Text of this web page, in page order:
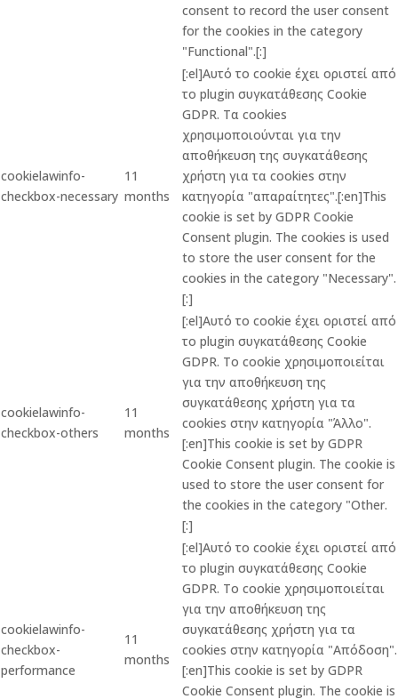
consent to record the user consent
for the cookies in the category
"Functional".[:]
cookielawinfo-
checkbox-necessary
11
months
[:el]Αυτό το cookie έχει οριστεί από
το plugin συγκατάθεσης Cookie
GDPR. Τα cookies
χρησιμοποιούνται για την
αποθήκευση της συγκατάθεσης
χρήστη για τα cookies στην
κατηγορία "απαραίτητες".[:en]This
cookie is set by GDPR Cookie
Consent plugin. The cookies is used
to store the user consent for the
cookies in the category "Necessary".
[:]
cookielawinfo-
checkbox-others
11
months
[:el]Αυτό το cookie έχει οριστεί από
το plugin συγκατάθεσης Cookie
GDPR. Το cookie χρησιμοποιείται
για την αποθήκευση της
συγκατάθεσης χρήστη για τα
cookies στην κατηγορία "Άλλο".
[:en]This cookie is set by GDPR
Cookie Consent plugin. The cookie is
used to store the user consent for
the cookies in the category "Other.
[:]
cookielawinfo-
checkbox-
performance
11
months
[:el]Αυτό το cookie έχει οριστεί από
το plugin συγκατάθεσης Cookie
GDPR. Το cookie χρησιμοποιείται
για την αποθήκευση της
συγκατάθεσης χρήστη για τα
cookies στην κατηγορία "Απόδοση".
[:en]This cookie is set by GDPR
Cookie Consent plugin. The cookie is